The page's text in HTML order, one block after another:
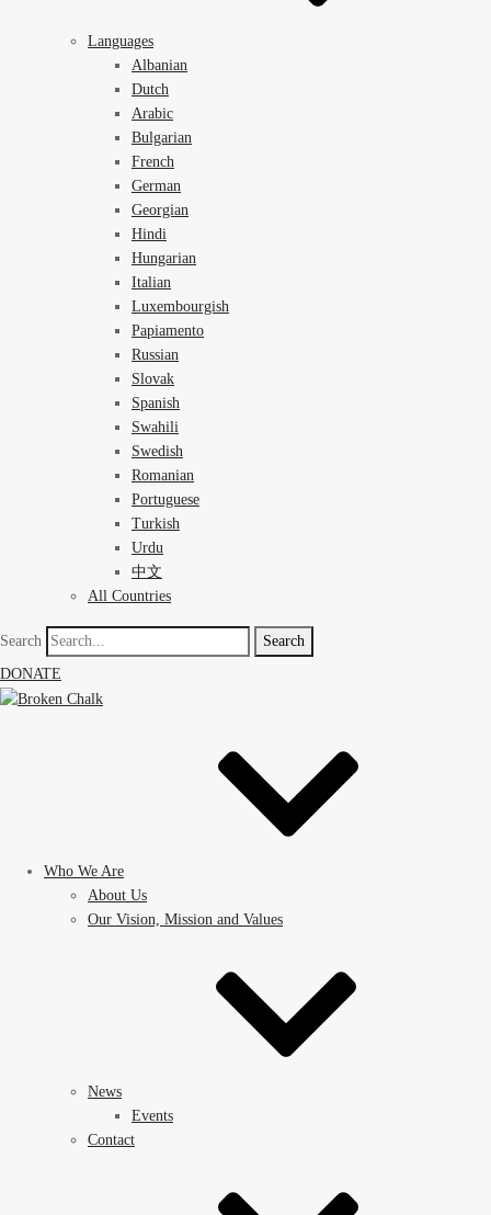
Languages
Albanian
Dutch
Arabic
Bulgarian
French
German
Georgian
Hindi
Hungarian
Italian
Luxembourgish
Papiamento
Russian
Slovak
Spanish
Swahili
Swedish
Romanian
Portuguese
Turkish
Urdu
中文
All Countries
Search
Search
DONATE
Who We Are
About Us
Our Vision, Mission and Values
News
Events
Contact